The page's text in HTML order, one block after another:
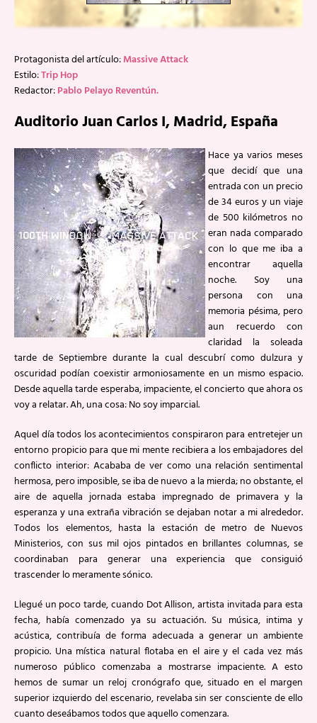
Protagonista del artículo:Massive Attack
Estilo:Trip Hop
Redactor:Pablo Pelayo Reventún.
Auditorio Juan Carlos I, Madrid, España
Hace ya varios meses
que decidí que una
entrada con un precio
de 34 euros y un viaje
de 500 kilómetros no
eran nada comparado
con lo que me iba a
encontrar aquella
noche. Soy una
persona con una
memoria pésima, pero
aun recuerdo con
claridad la soleada
tarde de Septiembre durante la cual descubrí como dulzura y
oscuridad podían coexistir armoniosamente en un mismo espacio.
Desde aquella tarde esperaba, impaciente, el concierto que ahora os
voy a relatar. Ah, una cosa: No soy imparcial.
Aquel día todos los acontecimientos conspiraron para entretejer un
entorno propicio para que mi mente recibiera a los embajadores del
conflicto interior: Acababa de ver como una relación sentimental
hermosa, pero imposible, se iba de nuevo a la mierda; no obstante, el
aire de aquella jornada estaba impregnado de primavera y la
esperanza y una extraña vibración se dejaban notar a mi alrededor.
Todos los elementos, hasta la estación de metro de Nuevos
Ministerios, con sus mil ojos pintados en brillantes columnas, se
coordinaban para generar una experiencia que consiguió
trascender lo meramente sónico.
Llegué un poco tarde, cuando Dot Allison, artista invitada para esta
fecha, había comenzado ya su actuación. Su música, intima y
acústica, contribuía de forma adecuada a generar un ambiente
propicio. Una mística natural flotaba en el aire y el cada vez más
numeroso público comenzaba a mostrarse impaciente. A esto
hemos de sumar un reloj cronógrafo que, situado en el margen
superior izquierdo del escenario, revelaba sin ser consciente de ello
cuanto deseábamos todos que aquello comenzara.